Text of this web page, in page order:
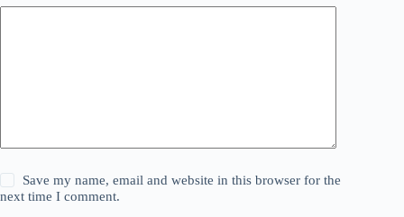
Save my name, email and website in this browser for the
next time I comment.